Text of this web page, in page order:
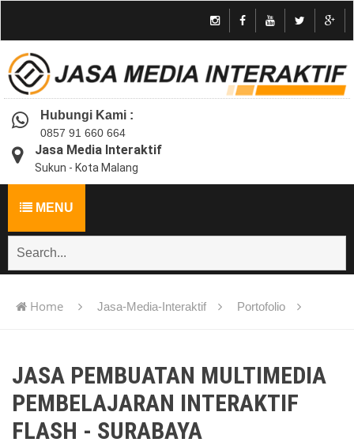
Hubungi Kami :
0857 91 660 664
Jasa Media Interaktif
Sukun - Kota Malang
MENU
Home Jasa-Media-Interaktif Portofolio
JASA PEMBUATAN MULTIMEDIA
PEMBELAJARAN INTERAKTIF
FLASH - SURABAYA